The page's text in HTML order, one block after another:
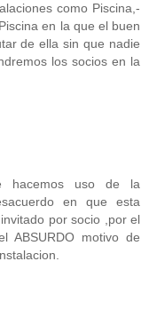
como Piscina,-
en la que el buen
de ella sin que nadie
los socios en la
hacemos uso de la
en que esta
por socio ,por el
ABSURDO motivo de